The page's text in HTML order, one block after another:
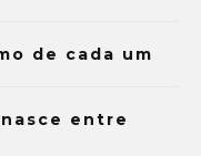
de cada um
entre